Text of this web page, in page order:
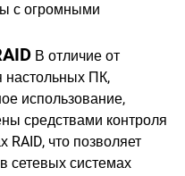
с огромными
В отличие от
настольных ПК,
использование,
средствами контроля
что позволяет
сетевых системах